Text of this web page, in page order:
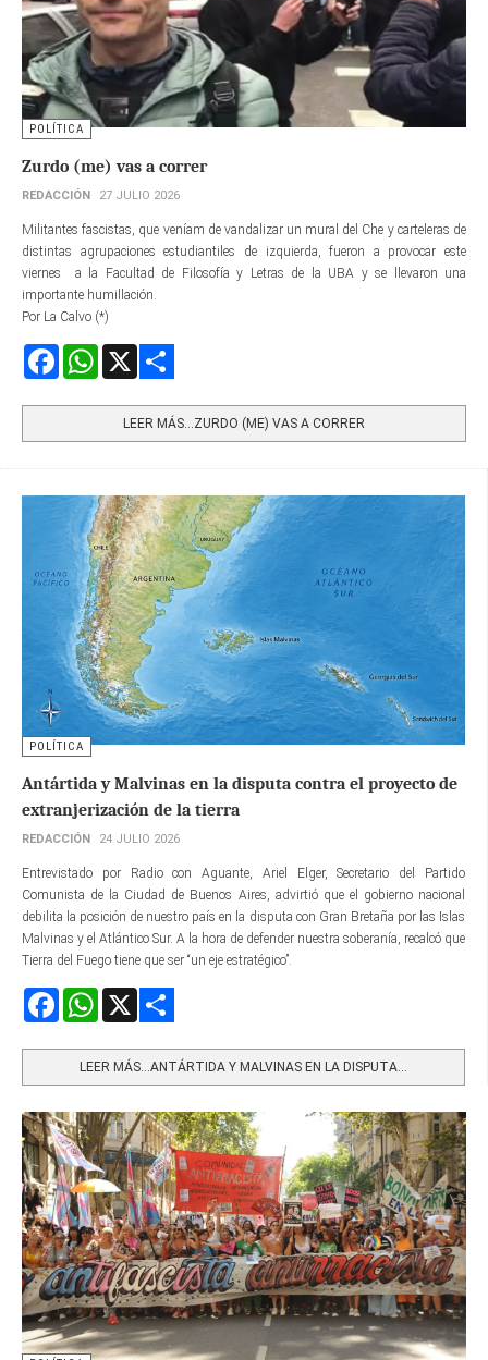
POLÍTICA
Zurdo (me) vas a correr
REDACCIÓN 27 JULIO 2026
Militantes fascistas, que veníam de vandalizar un mural del Che y carteleras de
distintas agrupaciones estudiantiles de izquierda, fueron a provocar este
viernes a la Facultad de Filosofía y Letras de la UBA y se llevaron una
importante humillación.
Por La Calvo (*)
FacebookWhatsApp
LEER MÁS…ZURDO (ME) VAS A CORRER
POLÍTICA
Antártida y Malvinas en la disputa contra el proyecto de
extranjerización de la tierra
REDACCIÓN 24 JULIO 2026
Entrevistado por Radio con Aguante, Ariel Elger, Secretario del Partido
Comunista de la Ciudad de Buenos Aires, advirtió que el gobierno nacional
debilita la posición de nuestro país en la disputa con Gran Bretaña por las Islas
Malvinas y el Atlántico Sur. A la hora de defender nuestra soberanía, recalcó que
Tierra del Fuego tiene que ser “un eje estratégico”.
FacebookWhatsApp
LEER MÁS…ANTÁRTIDA Y MALVINAS EN LA DISPUTA...